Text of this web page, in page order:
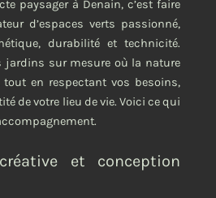
paysager à Denain, c’est faire
d’espaces verts passionné,
durabilité et technicité.
jardins sur mesure où la nature
tout en respectant vos besoins,
de votre lieu de vie. Voici ce qui
et conception